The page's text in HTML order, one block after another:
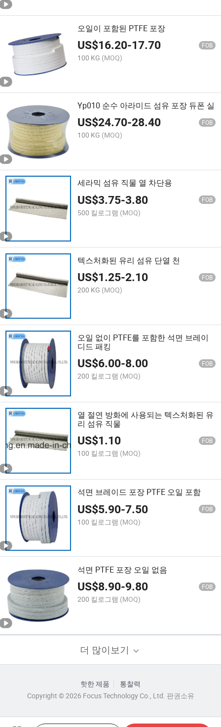
오일이 포함된 PTFE 포장
US$16.20-17.70 FOB
100 KG (MOQ)
Yp010 순수 아라미드 섬유 포장 듀폰 실
US$24.70-28.40 FOB
100 KG (MOQ)
세라믹 섬유 직물 열 차단용
US$3.75-3.80 FOB
500 킬로그램 (MOQ)
텍스처화된 유리 섬유 단열 천
US$1.25-2.10 FOB
200 KG (MOQ)
오일 없이 PTFE를 포함한 석면 브레이
디드 패킹
US$6.00-8.00 FOB
200 킬로그램 (MOQ)
열 절연 방화에 사용되는 텍스처화된 유
리 섬유 직물
US$1.10 FOB
100 킬로그램 (MOQ)
석면 브레이드 포장 PTFE 오일 포함
US$5.90-7.50 FOB
100 킬로그램 (MOQ)
석면 PTFE 포장 오일 없음
US$8.90-9.80 FOB
200 킬로그램 (MOQ)
더 많이보기
핫한 제품
통찰력
Copyright © 2026 Focus Technology Co., Ltd. 판권소유